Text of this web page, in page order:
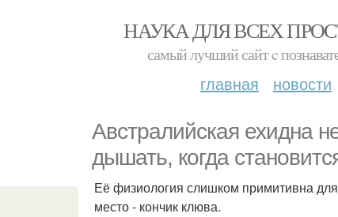
НАУКА ДЛЯ ВСЕХ
самый лучший сайт c
главная новости
Австралийская ехидна
дышать, когда
Её физиология слишком примитивна
место - кончик клюва.